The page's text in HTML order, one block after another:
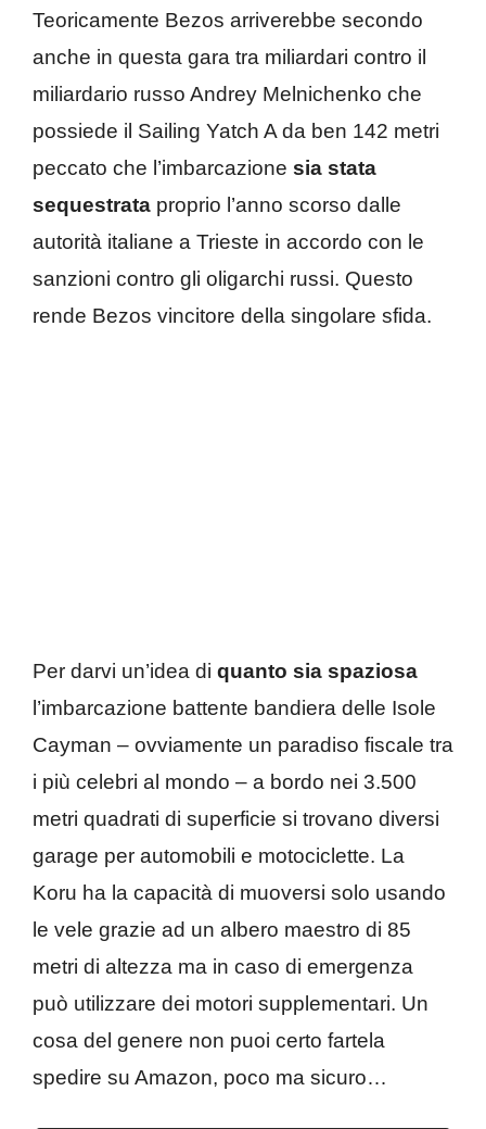
Teoricamente Bezos arriverebbe secondo
anche in questa gara tra miliardari contro il
miliardario russo Andrey Melnichenko che
possiede il Sailing Yatch A da ben 142 metri
peccato che l’imbarcazione sia stata
sequestrata proprio l’anno scorso dalle
autorità italiane a Trieste in accordo con le
sanzioni contro gli oligarchi russi. Questo
rende Bezos vincitore della singolare sfida.
Per darvi un’idea di quanto sia spaziosa
l’imbarcazione battente bandiera delle Isole
Cayman – ovviamente un paradiso fiscale tra
i più celebri al mondo – a bordo nei 3.500
metri quadrati di superficie si trovano diversi
garage per automobili e motociclette. La
Koru ha la capacità di muoversi solo usando
le vele grazie ad un albero maestro di 85
metri di altezza ma in caso di emergenza
può utilizzare dei motori supplementari. Un
cosa del genere non puoi certo fartela
spedire su Amazon, poco ma sicuro…